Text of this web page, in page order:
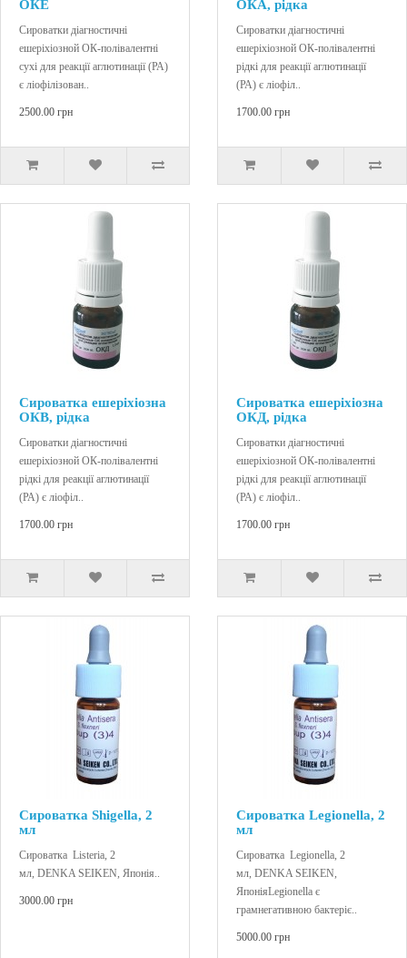
ОКЕ
Сироватки діагностичні
ешеріхіозной ОК-полівалентні
сухі для реакції аглютинації (РА)
є ліофілізован..
2500.00 грн
ОКА, рідка
Сироватки діагностичні
ешеріхіозной ОК-полівалентні
рідкі для реакції аглютинації
(РА) є ліофіл..
1700.00 грн
Сироватка ешеріхіозна
ОКВ, рідка
Сироватки діагностичні
ешеріхіозной ОК-полівалентні
рідкі для реакції аглютинації
(РА) є ліофіл..
1700.00 грн
Сироватка ешеріхіозна
ОКД, рідка
Сироватки діагностичні
ешеріхіозной ОК-полівалентні
рідкі для реакції аглютинації
(РА) є ліофіл..
1700.00 грн
Сироватка Shigella, 2
мл
Сироватка Listeria, 2
мл, DENKA SEIKEN, Японія..
3000.00 грн
Сироватка Legionella, 2
мл
Сироватка Legionella, 2
мл, DENKA SEIKEN,
ЯпоніяLegionella є
грамнегативною бактеріє..
5000.00 грн